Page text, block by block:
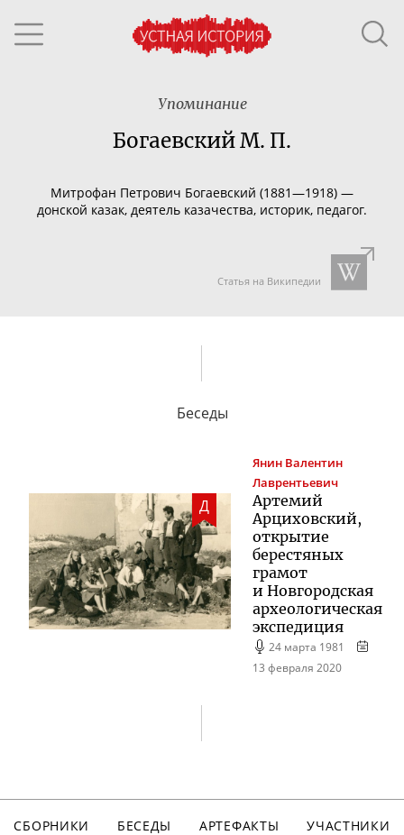
Упоминание
Богаевский М. П.
Митрофан Петрович Богаевский (1881—1918) —
донской казак, деятель казачества, историк, педагог.
Статья на Википедии
Беседы
Д
Янин Валентин
Лаврентьевич
Артемий
Арциховский,
открытие
берестяных
грамот
и Новгородская
археологическая
экспедиция
24 марта 1981
13 февраля 2020
СБОРНИКИ БЕСЕДЫ АРТЕФАКТЫ
УЧАСТНИКИ